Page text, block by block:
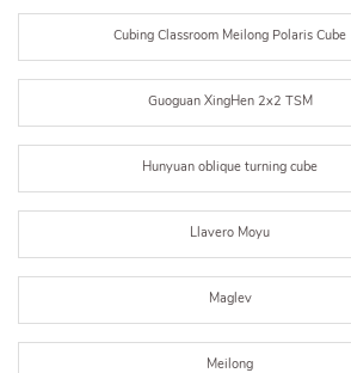
Cubing Classroom Meilong Polaris Cube
Guoguan XingHen 2x2 TSM
Hunyuan oblique turning cube
Llavero Moyu
Maglev
Meilong